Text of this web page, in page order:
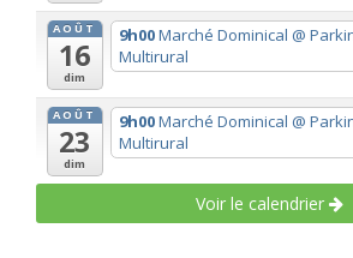
AOÛT
16
dim
9h00Marché Dominical @
Multirural
AOÛT
23
dim
9h00Marché Dominical @
Multirural
Voir le calendrier